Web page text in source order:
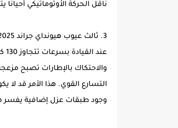
ناقل الحركة الأوتوماتيكي
3. ثالث عيوب هيونداي جراند i10 2025 العزل الصوتي الضعيف
والاحتكاك بالإطارات تصبح
التسارع القوي. هذا الأمر قد لا
وجود طبقات عزل إضافية يفسر